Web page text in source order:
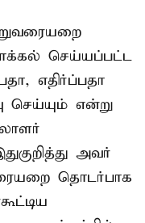
செய்யப்பட்ட
எதிர்ப்பதா
செய்யும் என்று
அவர்
தொடர்பாக